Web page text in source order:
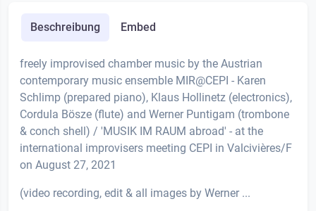
Beschreibung Embed
freely improvised chamber music by the Austrian
contemporary music ensemble MIR@CEPI - Karen
Schlimp (prepared piano), Klaus Hollinetz (electronics),
Cordula Bösze (flute) and Werner Puntigam (trombone
& conch shell) / 'MUSIK IM RAUM abroad' - at the
international improvisers meeting CEPI in Valcivières/F
on August 27, 2021
(video recording, edit & all images by Werner ...